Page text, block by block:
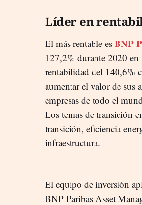
Líder en
El más rentable es BNP
127,2% durante 2020
rentabilidad del 140,6%
aumentar el valor de sus
empresas de todo el
Los temas de transición
transición, eficiencia
infraestructura.
El equipo de inversión
BNP Paribas Asset